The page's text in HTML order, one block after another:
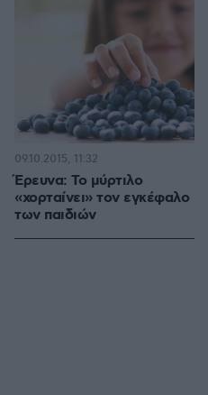
Έρευνα: Το μύρτιλο
«χορταίνει» τον εγκέφαλο
των παιδιών
09.10.2015, 11:32